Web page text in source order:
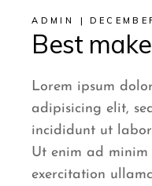
ADMIN
Best
Lorem ipsum
adipisicing elit,
incididunt ut
Ut enim ad minim
exercitation